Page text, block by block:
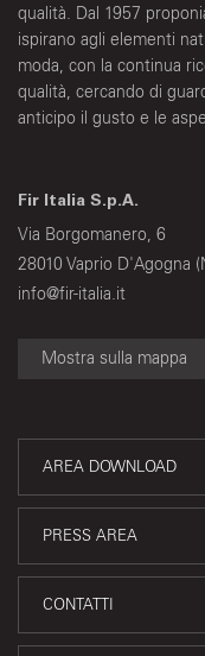
qualità. Dal 1957
ispirano agli elementi
moda, con la continua
qualità, cercando di
anticipo il gusto e le
Fir Italia S.p.A.
Via Borgomanero, 6
28010 Vaprio D'Agogna
info@fir-italia.it
Mostra sulla mappa
AREA DOWNLOAD
PRESS AREA
CONTATTI